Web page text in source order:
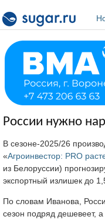
России нужно
В сезоне-2025/26
«Агроинвестор: PRO
из Белоруссии)
экспортный излишек до
По словам Иванова,
сезон подряд дешевеет,